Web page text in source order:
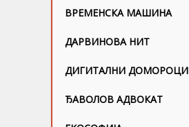
ВРЕМЕНСКА МАШИНА
ДАРВИНОВА НИТ
ДИГИТАЛНИ ДОМОРОЦИ
ЂАВОЛОВ АДВОКАТ